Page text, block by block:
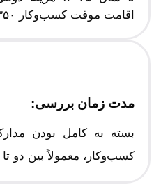
اقامت موقت کسب‌وکار ۳۵۰ یورو است.
مدت زمان بررسی:
بسته به کامل بودن
کسب‌وکار، معمولاً بین دو